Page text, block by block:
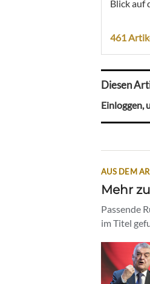
Blick auf
461
Diesen
Einloggen,
AUS DEM
Mehr
Passende
im Titel